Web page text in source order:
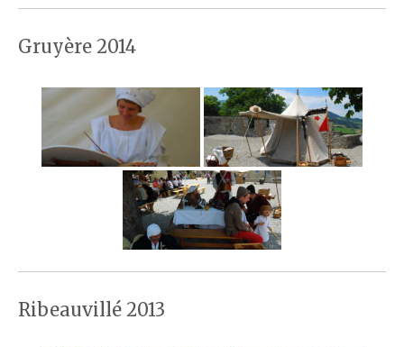
Gruyère 2014
Ribeauvillé 2013